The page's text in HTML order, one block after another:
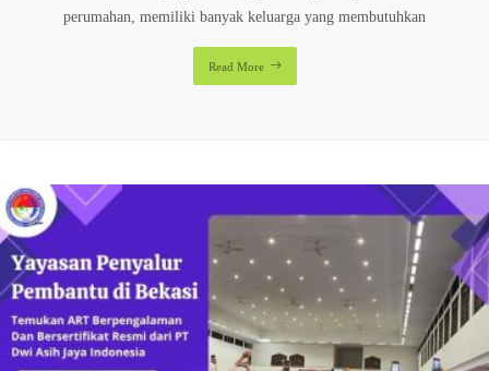
perumahan, memiliki banyak keluarga yang membutuhkan
Read More